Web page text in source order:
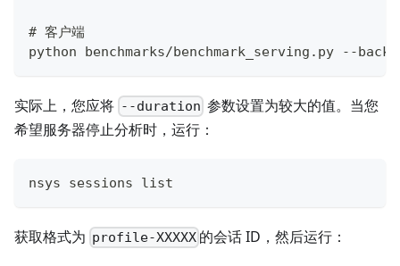
# 客户端
python benchmarks/benchmark_serving.py --
实际上，您应将 --duration 参数设置为较大的值。当您
希望服务器停止分析时，运行：
nsys sessions list
获取格式为 profile-XXXXX 的会话 ID，然后运行：